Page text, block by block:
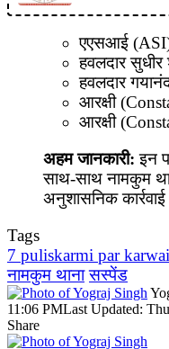
​एएसआई
​हवलदार सुधीर
​हवलदार
​आरक्षी
​आरक्षी
अहम जानकारी: इन
साथ-साथ नामकुम
अनुशासनिक
Tags
7 puliskarmi par karwai
नामकुम थाना सस्पेंड
11:06 PMLast Updated:
Share
Facebook
X
LinkedIn
Pinterest
WhatsApp
Telegram